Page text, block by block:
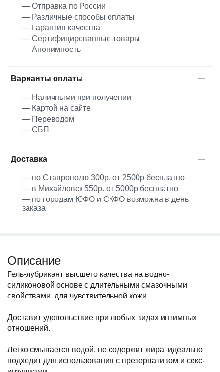
— Отправка по России
— Различные способы оплаты
— Гарантия качества
— Сертифицированные товары
— Анонимность
Варианты оплаты
— Наличными при получении
— Картой на сайте
— Переводом
— СБП
Доставка
— по Ставрополю 300р. от 2500р бесплатно
— в Михайловск 550р. от 5000р бесплатно
— по городам ЮФО и СКФО возможна в день
заказа
Описание
Гель-лубрикант высшего качества на водно-
силиконовой основе с длительными смазочными
свойствами, для чувствительной кожи.
Доставит удовольствие при любых видах интимных
отношений.
Легко смывается водой, не содержит жира, идеально
подходит для использования с презервативом и секс-